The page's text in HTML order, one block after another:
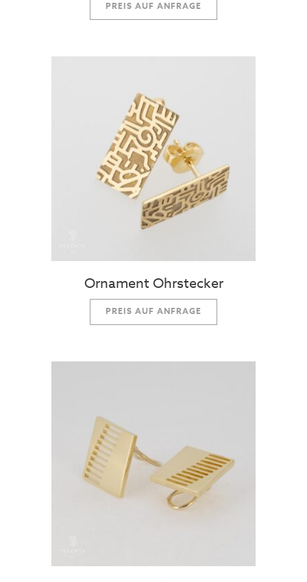
PREIS AUF ANFRAGE
Ornament Ohrstecker
PREIS AUF ANFRAGE